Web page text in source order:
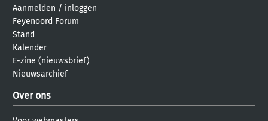
Aanmelden / inloggen
Feyenoord Forum
Stand
Kalender
E-zine (nieuwsbrief)
Nieuwsarchief
Over ons